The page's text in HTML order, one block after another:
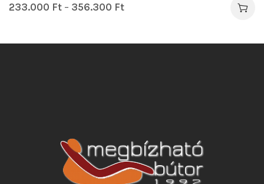
233.000 Ft – 356.300 Ft